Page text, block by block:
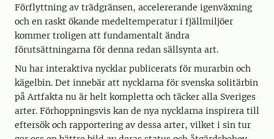
Förflyttning av trädgränsen, accelererande igenväxning
och en raskt ökande medeltemperatur i fjällmiljöer
kommer troligen att fundamentalt ändra
förutsättningarna för denna redan sällsynta art.
Nu har interaktiva nycklar publicerats för murarbin och
kägelbin. Det innebär att nycklarna för svenska solitärbin
på Artfakta nu är helt kompletta och täcker alla Sveriges
arter. Förhoppningsvis kan de nya nycklarna inspirera till
eftersök och rapportering av dessa arter, vilket i sin tur